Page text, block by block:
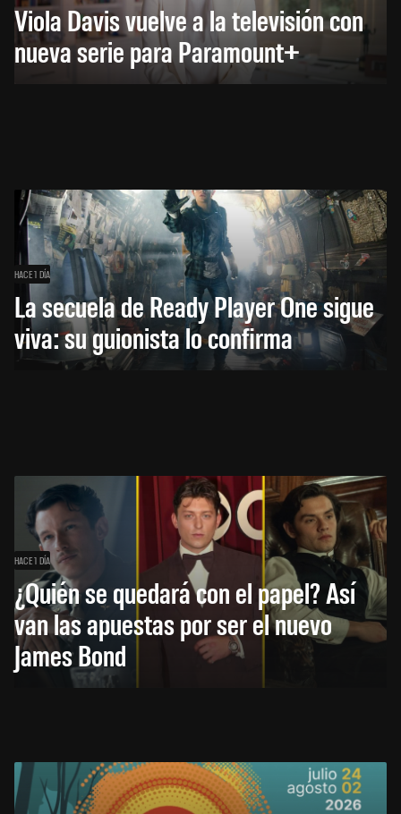
Viola Davis vuelve a la televisión con
nueva serie para Paramount+
HACE 1 DÍA
La secuela de Ready Player One sigue
viva: su guionista lo confirma
HACE 1 DÍA
¿Quién se quedará con el papel? Así
van las apuestas por ser el nuevo
James Bond